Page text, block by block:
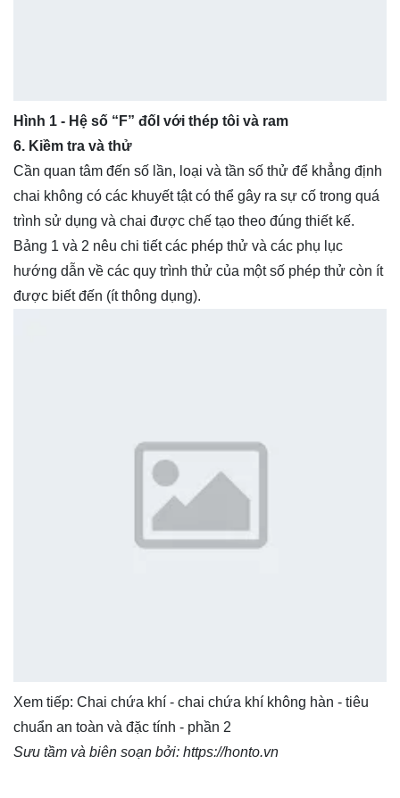
Hình 1 - Hệ số “F” đốl với thép tôi và ram
6. Kiềm tra và thử
Cần quan tâm đến số lần, loại và tần số thử để khẳng định
chai không có các khuyết tật có thể gây ra sự cố trong quá
trình sử dụng và chai được chế tạo theo đúng thiết kế.
Bảng 1 và 2 nêu chi tiết các phép thử và các phụ lục
hướng dẫn về các quy trình thử của một số phép thử còn ít
được biết đến (ít thông dụng).
Xem tiếp: Chai chứa khí - chai chứa khí không hàn - tiêu
chuẩn an toàn và đặc tính - phần 2
Sưu tầm và biên soạn bởi: https://honto.vn